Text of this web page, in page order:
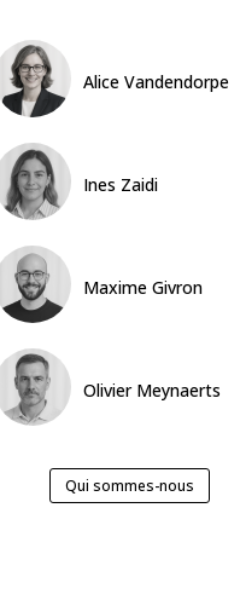
Alice Vandendorpe
Ines Zaidi
Maxime Givron
Olivier Meynaerts
Qui sommes-nous